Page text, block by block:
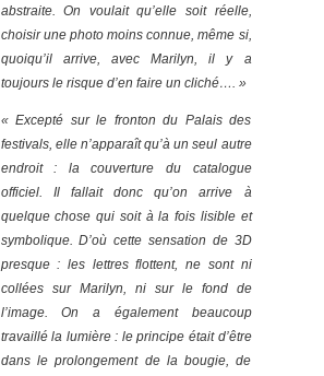
abstraite. On voulait qu’elle soit réelle,
choisir une photo moins connue, même si,
quoiqu’il arrive, avec Marilyn, il y a
toujours le risque d’en faire un cliché…. »
« Excepté sur le fronton du Palais des
festivals, elle n’apparaît qu’à un seul autre
endroit : la couverture du catalogue
officiel. Il fallait donc qu’on arrive à
quelque chose qui soit à la fois lisible et
symbolique. D’où cette sensation de 3D
presque : les lettres flottent, ne sont ni
collées sur Marilyn, ni sur le fond de
l’image. On a également beaucoup
travaillé la lumière : le principe était d’être
dans le prolongement de la bougie, de